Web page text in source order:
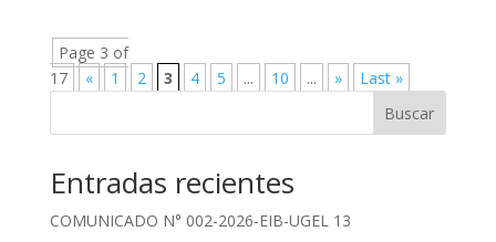
Page 3 of
17
« 1 2 3 4 5 ... 10 ... »
Last »
Buscar
Entradas recientes
COMUNICADO N° 002-2026-EIB-UGEL 13